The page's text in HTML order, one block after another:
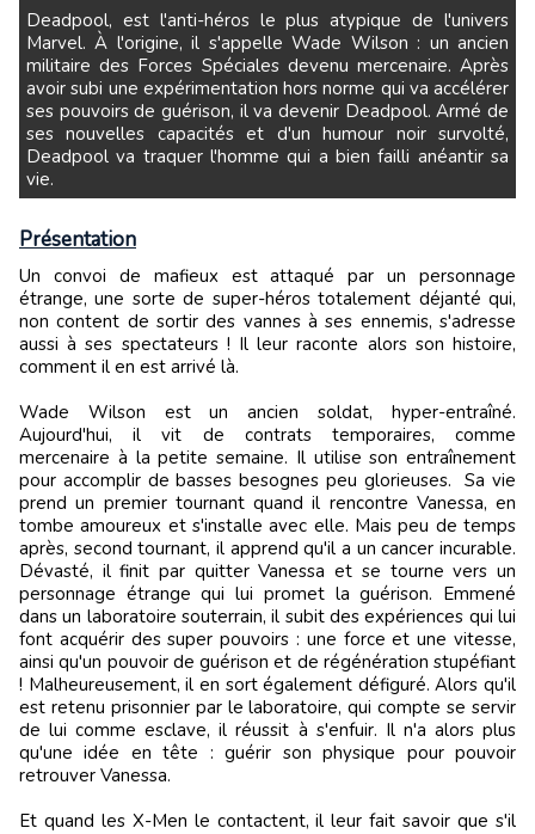
Deadpool, est l'anti-héros le plus atypique de l'univers
Marvel. À l'origine, il s'appelle Wade Wilson : un ancien
militaire des Forces Spéciales devenu mercenaire. Après
avoir subi une expérimentation hors norme qui va accélérer
ses pouvoirs de guérison, il va devenir Deadpool. Armé de
ses nouvelles capacités et d'un humour noir survolté,
Deadpool va traquer l'homme qui a bien failli anéantir sa
vie.
Présentation
Un convoi de mafieux est attaqué par un personnage
étrange, une sorte de super-héros totalement déjanté qui,
non content de sortir des vannes à ses ennemis, s'adresse
aussi à ses spectateurs ! Il leur raconte alors son histoire,
comment il en est arrivé là.
Wade Wilson est un ancien soldat, hyper-entraîné.
Aujourd'hui, il vit de contrats temporaires, comme
mercenaire à la petite semaine. Il utilise son entraînement
pour accomplir de basses besognes peu glorieuses. Sa vie
prend un premier tournant quand il rencontre Vanessa, en
tombe amoureux et s'installe avec elle. Mais peu de temps
après, second tournant, il apprend qu'il a un cancer incurable.
Dévasté, il finit par quitter Vanessa et se tourne vers un
personnage étrange qui lui promet la guérison. Emmené
dans un laboratoire souterrain, il subit des expériences qui lui
font acquérir des super pouvoirs : une force et une vitesse,
ainsi qu'un pouvoir de guérison et de régénération stupéfiant
! Malheureusement, il en sort également défiguré. Alors qu'il
est retenu prisonnier par le laboratoire, qui compte se servir
de lui comme esclave, il réussit à s'enfuir. Il n'a alors plus
qu'une idée en tête : guérir son physique pour pouvoir
retrouver Vanessa.
Et quand les X-Men le contactent, il leur fait savoir que s'il